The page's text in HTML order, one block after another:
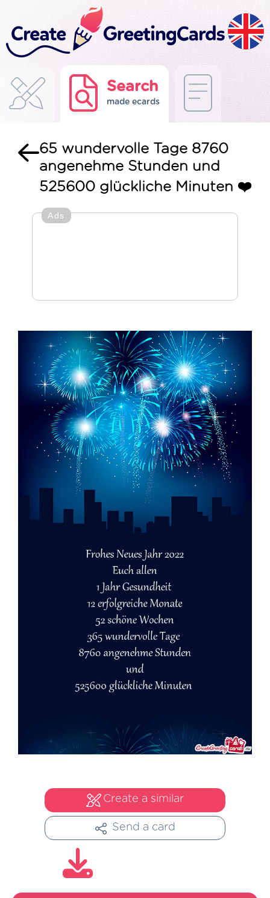
Search
made ecards
65 wundervolle Tage 8760
angenehme Stunden und
525600 glückliche Minuten ❤️
Ads
Create a similar
Send a card